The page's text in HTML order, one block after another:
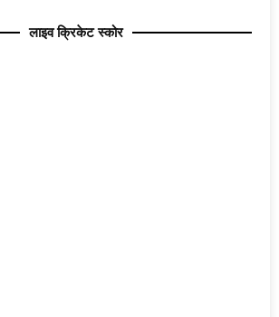
लाइव क्रिकेट स्कोर